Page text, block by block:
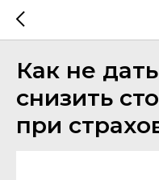
Как не
снизить
при